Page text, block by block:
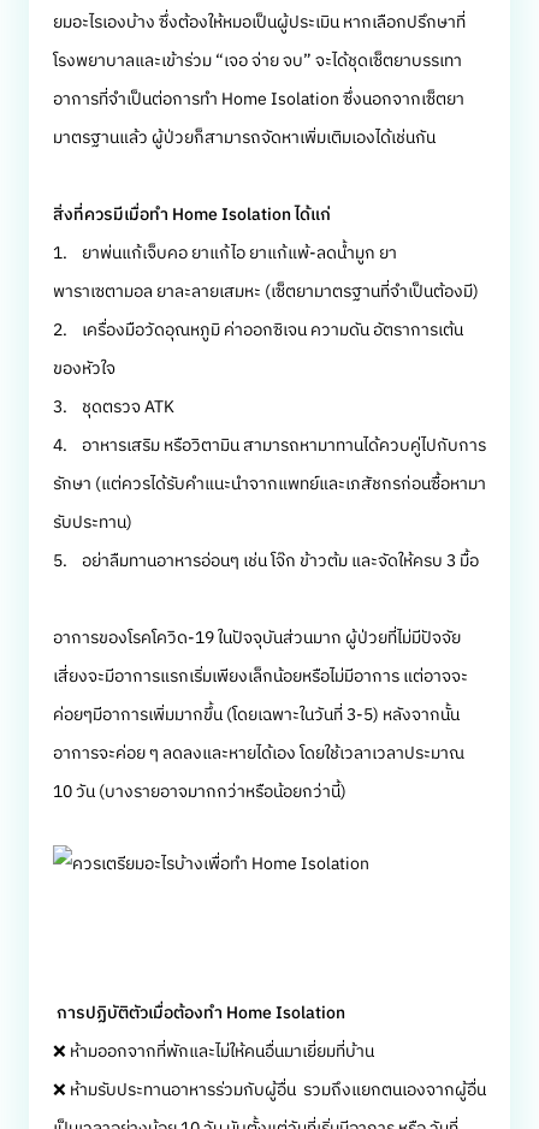
ยมอะไรเองบ้าง ซึ่งต้องให้หมอเป็นผู้ประเมิน หากเลือกปรึกษาที่
โรงพยาบาลและเข้าร่วม “เจอ จ่าย จบ” จะได้ชุดเซ็ตยาบรรเทา
อาการที่จำเป็นต่อการทำ Home Isolation ซึ่งนอกจากเซ็ตยา
มาตรฐานแล้ว ผู้ป่วยก็สามารถจัดหาเพิ่มเติมเองได้เช่นกัน
สิ่งที่ควรมีเมื่อทำ Home Isolation ได้แก่
1. ยาพ่นแก้เจ็บคอ ยาแก้ไอ ยาแก้แพ้-ลดน้ำมูก ยา
พาราเซตามอล ยาละลายเสมหะ (เซ็ตยามาตรฐานที่จำเป็นต้องมี)
2. เครื่องมือวัดอุณหภูมิ ค่าออกซิเจน ความดัน อัตราการเต้น
ของหัวใจ
3. ชุดตรวจ ATK
4. อาหารเสริม หรือวิตามิน สามารถหามาทานได้ควบคู่ไปกับการ
รักษา (แต่ควรได้รับคำแนะนำจากแพทย์และเภสัชกรก่อนซื้อหามา
รับประทาน)
5. อย่าลืมทานอาหารอ่อนๆ เช่น โจ๊ก ข้าวต้ม และจัดให้ครบ 3 มื้อ
อาการของโรคโควิด-19 ในปัจจุบันส่วนมาก ผู้ป่วยที่ไม่มีปัจจัย
เสี่ยงจะมีอาการแรกเริ่มเพียงเล็กน้อยหรือไม่มีอาการ แต่อาจจะ
ค่อยๆมีอาการเพิ่มมากขึ้น (โดยเฉพาะในวันที่ 3-5) หลังจากนั้น
อาการจะค่อย ๆ ลดลงและหายได้เอง โดยใช้เวลาเวลาประมาณ
10 วัน (บางรายอาจมากกว่าหรือน้อยกว่านี้)
การปฏิบัติตัวเมื่อต้องทำ Home Isolation
❌ ห้ามออกจากที่พักและไม่ให้คนอื่นมาเยี่ยมที่บ้าน
❌ ห้ามรับประทานอาหารร่วมกับผู้อื่น รวมถึงแยกตนเองจากผู้อื่น